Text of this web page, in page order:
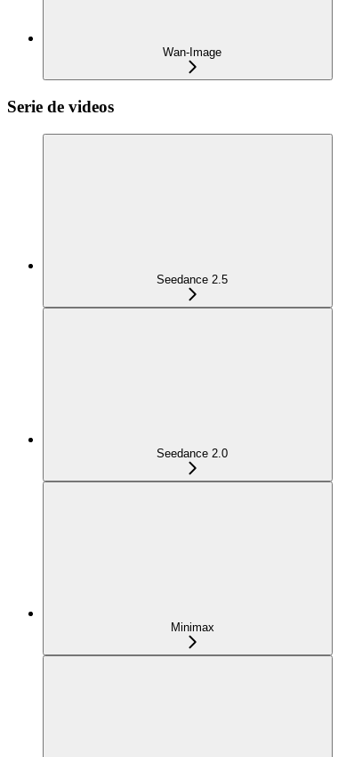
Wan-Image
Serie de videos
Seedance 2.5
Seedance 2.0
Minimax